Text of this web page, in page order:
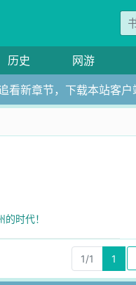
历史 网游
看新章节，下载本站客户
时代！
1/1 1